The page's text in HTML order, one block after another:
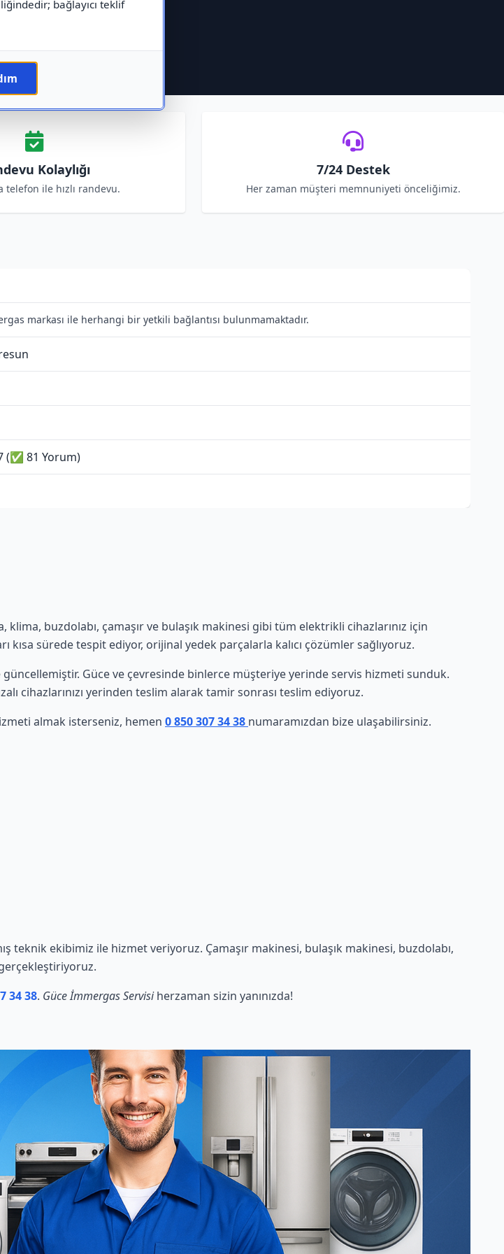
bağlayıcı teklif
Kolaylığı
telefon ile hızlı randevu.
7/24 Destek
Her zaman müşteri memnuniyeti önceliğimiz.
markası ile herhangi bir yetkili bağlantısı bulunmamaktadır.
(✅ 81 Yorum)
buzdolabı, çamaşır ve bulaşık makinesi gibi tüm elektrikli cihazlarınız için
sürede tespit ediyor, orijinal yedek parçalarla kalıcı çözümler sağlıyoruz.
Güce ve çevresinde binlerce müşteriye yerinde servis hizmeti sunduk.
cihazlarınızı yerinden teslim alarak tamir sonrası teslim ediyoruz.
almak isterseniz, hemen 0 850 307 34 38 numaramızdan bize ulaşabilirsiniz.
teknik ekibimiz ile hizmet veriyoruz. Çamaşır makinesi, bulaşık makinesi, buzdolabı,
34 38. Güce İmmergas Servisiherzaman sizin yanınızda!